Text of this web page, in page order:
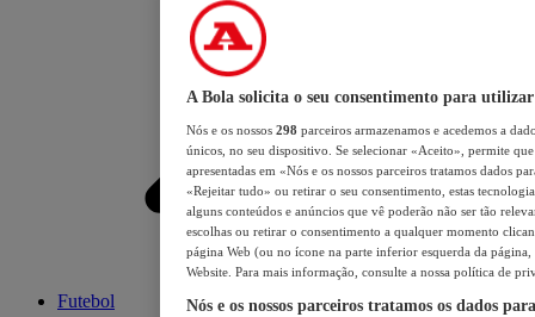
Futebol
A Bola solicita o seu consentimento para utilizar
Nós e os nossos 298 parceiros armazenamos e acedemos a
únicos, no seu dispositivo. Se selecionar «Aceito», permite
apresentadas em «Nós e os nossos parceiros tratamos dados
«Rejeitar tudo» ou retirar o seu consentimento, estas
alguns conteúdos e anúncios que vê poderão não ser tão
escolhas ou retirar o consentimento a qualquer momento
página Web (ou no ícone na parte inferior esquerda da página,
Website. Para mais informação, consulte a nossa política de
Nós e os nossos parceiros tratamos os dados